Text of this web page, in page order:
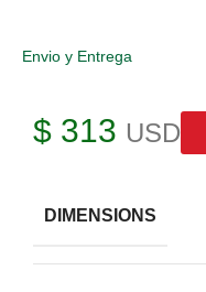
Envio y Entrega
$ 313 USD
DIMENSIONS